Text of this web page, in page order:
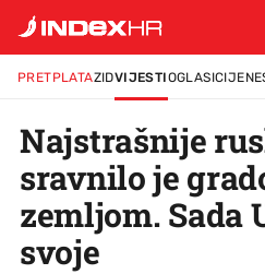
PRETPLATAZIDVIJESTIOGLASICIJENE
Najstrašnije
sravnilo je
zemljom. Sada
svoje